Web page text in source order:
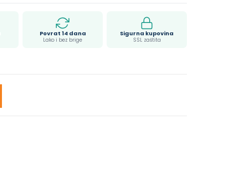
Povrat 14 dana
Lako i bez brige
Sigurna kupovina
SSL zaštita